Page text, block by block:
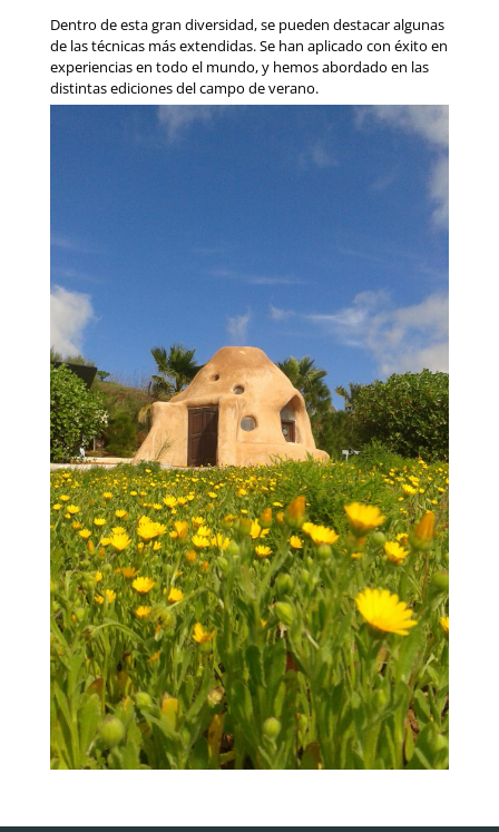
Dentro de esta gran diversidad, se pueden destacar algunas
de las técnicas más extendidas. Se han aplicado con éxito en
experiencias en todo el mundo, y hemos abordado en las
distintas ediciones del campo de verano.